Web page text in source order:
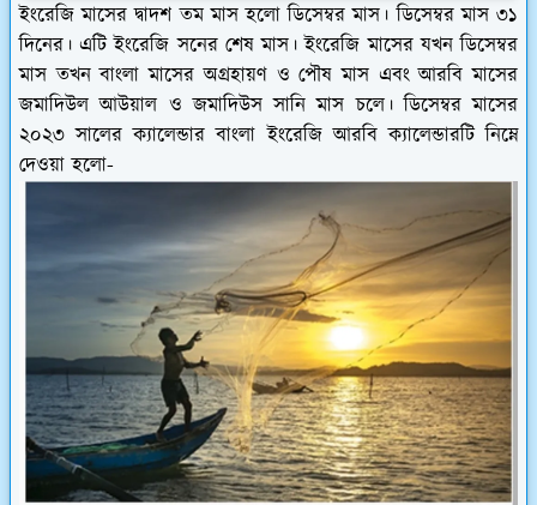
ইংরেজি মাসের দ্বাদশ তম মাস হলো ডিসেম্বর মাস। ডিসেম্বর মাস ৩১
দিনের। এটি ইংরেজি সনের শেষ মাস। ইংরেজি মাসের যখন ডিসেম্বর
মাস তখন বাংলা মাসের অগ্রহায়ণ ও পৌষ মাস এবং আরবি মাসের
জমাদিউল আউয়াল ও জমাদিউস সানি মাস চলে। ডিসেম্বর মাসের
২০২৩ সালের ক্যালেন্ডার বাংলা ইংরেজি আরবি ক্যালেন্ডারটি নিম্নে
দেওয়া হলো-